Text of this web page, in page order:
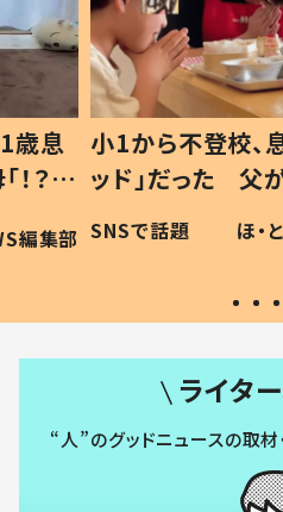
歳息
？」
編集部
小1から不登校、
ッド」だった 父
作り続ける理由
#令和の子
SNSで話題 ほ・
ライタ
“人”のグッドニュースの取